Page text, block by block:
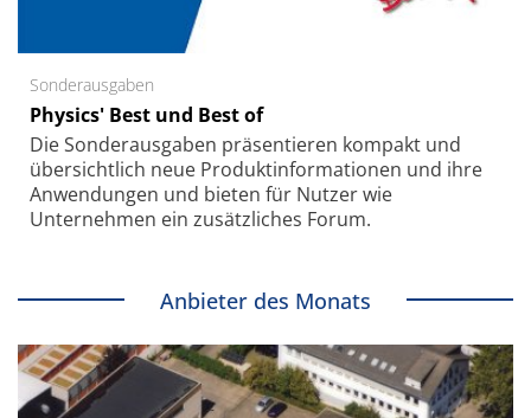
Sonderausgaben
Physics' Best und Best of
Die Sonder­ausgaben präsentieren kompakt und
übersichtlich neue Produkt­informationen und ihre
Anwendungen und bieten für Nutzer wie
Unternehmen ein zusätzliches Forum.
Anbieter des Monats